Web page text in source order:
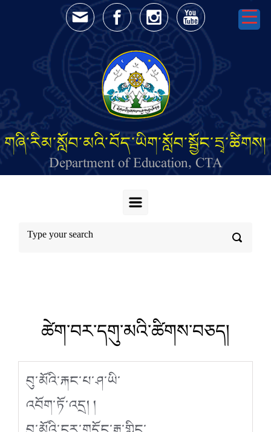
Skip to main content
གཞི་རིམ་སློབ་མའི་བོད་ཡིག་སློབ་སྦྱོང་དྲྭ་ཚིགས།
Department of Education, CTA
ཚེག་བར་དགུ་མའི་ཚིགས་བཅད།
བུ་མོའི་རྐང་པ་ཤ་ཡི་
འབོག་ཏོ་འདྲ། །